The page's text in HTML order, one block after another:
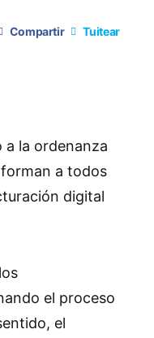
Compartir Tuitear
la ordenanza
a todos
digital
el proceso
el